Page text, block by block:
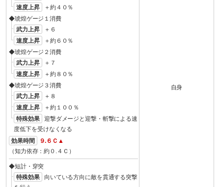
速度上昇
＋約４０％
◆琥煌ゲージ１消費
武力上昇
＋６
速度上昇
＋約６０％
◆琥煌ゲージ２消費
武力上昇
＋７
速度上昇
＋約８０％
◆琥煌ゲージ３消費
武力上昇
＋８
速度上昇
＋約１００％
特殊効果
迎撃ダメージと迎撃・斬撃による速
度低下を受けなくなる
効果時間
９.６Ｃ▲
（知力依存：約０.４Ｃ）
◆短計・穿突
特殊効果
向いている方向に敵を貫通する突撃
自身